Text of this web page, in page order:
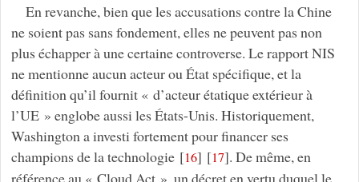
En revanche, bien que les accusations contre la Chine
ne soient pas sans fondement, elles ne peuvent pas non
plus échapper à une certaine controverse. Le rapport NIS
ne mentionne aucun acteur ou État spécifique, et la
définition qu’il fournit « d’acteur étatique extérieur à
l’UE » englobe aussi les États-Unis. Historiquement,
Washington a investi fortement pour financer ses
champions de la technologie[16] [17]. De même, en
référence au « Cloud Act », un décret en vertu duquel le